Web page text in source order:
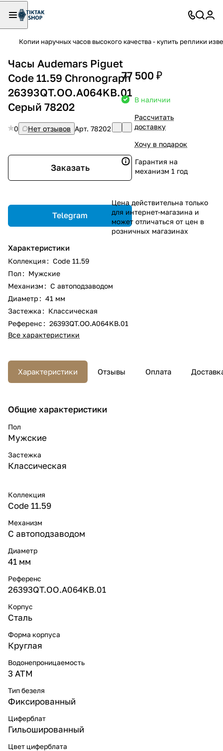
Копии наручных часов высокого качества - купить реплики
Часы Audemars Piguet
Code 11.59 Chronograph
26393QT.OO.A064KB.01
Серый 78202
0 Нет отзывов Арт. 78202
Заказать
Telegram
Характеристики
Коллекция : Code 11.59
Пол : Мужские
Механизм : С автоподзаводом
Диаметр : 41 мм
Застежка : Классическая
Референс : 26393QT.OO.A064KB.01
Все характеристики
77 500 ₽
В наличии
Рассчитать
доставку
Хочу в подарок
Гарантия на
механизм 1 год
Цена действительна только
для интернет-магазина и
может отличаться от цен в
розничных магазинах
Характеристики Отзывы Оплата
Общие характеристики
Пол
Мужские
Застежка
Классическая
Коллекция
Code 11.59
Механизм
С автоподзаводом
Диаметр
41 мм
Референс
26393QT.OO.A064KB.01
Корпус
Сталь
Форма корпуса
Круглая
Водонепроницаемость
3 ATM
Тип безеля
Фиксированный
Циферблат
Гильошированный
Цвет циферблата